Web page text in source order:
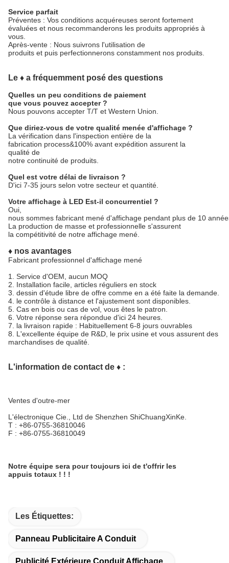
Service parfait
Préventes : Vos conditions acquéreuses seront fortement
évaluées et nous recommanderons les produits appropriés à
vous.
Après-vente : Nous suivrons l'utilisation de
produits et puis perfectionnerons constamment nos produits.
Le ♦ a fréquemment posé des questions
Quelles un peu conditions de paiement
que vous pouvez accepter ?
Nous pouvons accepter T/T et Western Union.
Que diriez-vous de votre qualité menée d'affichage ?
La vérification dans l'inspection entière de la
fabrication process&100% avant expédition assurent la
qualité de
notre continuité de produits.
Quel est votre délai de livraison ?
D'ici 7-35 jours selon votre secteur et quantité.
Votre affichage à LED Est-il concurrentiel ?
Oui,
nous sommes fabricant mené d'affichage pendant plus de 10
La production de masse et professionnelle s'assurent
la compétitivité de notre affichage mené.
♦ nos avantages
Fabricant professionnel d'affichage mené
1. Service d'OEM, aucun MOQ
2. Installation facile, articles réguliers en stock
3. dessin d'étude libre de offre comme en a été faite la demande.
4. le contrôle à distance et l'ajustement sont disponibles.
5. Cas en bois ou cas de vol, vous êtes le patron.
6. Votre réponse sera répondue d'ici 24 heures.
7. la livraison rapide : Habituellement 6-8 jours ouvrables
8. L'excellente équipe de R&D, le prix usine et vous assurent des
marchandises de qualité.
L'information de contact de ♦ :
Ventes d'outre-mer
L'électronique Cie., Ltd de Shenzhen ShiChuangXinKe.
T : +86-0755-36810046
F : +86-0755-36810049
Notre équipe sera pour toujours ici de t'offrir les
appuis totaux ! ! !
Les Étiquettes:
Panneau Publicitaire A Conduit
Publicité Extérieure Conduit Affichage